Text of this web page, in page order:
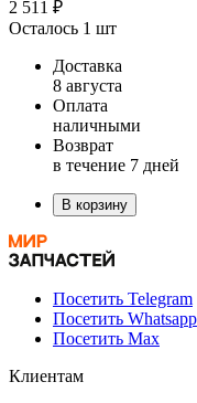
2 511 ₽
Осталось 1 шт
Доставка
8 августа
Оплата
наличными
Возврат
в течение 7 дней
В корзину
Посетить Telegram
Посетить Whatsapp
Посетить Max
Клиентам